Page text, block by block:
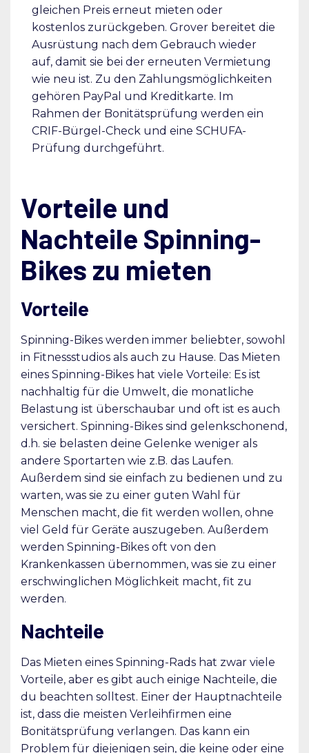
gleichen Preis erneut mieten oder
kostenlos zurückgeben. Grover bereitet die
Ausrüstung nach dem Gebrauch wieder
auf, damit sie bei der erneuten Vermietung
wie neu ist. Zu den Zahlungsmöglichkeiten
gehören PayPal und Kreditkarte. Im
Rahmen der Bonitätsprüfung werden ein
CRIF-Bürgel-Check und eine SCHUFA-
Prüfung durchgeführt.
Vorteile und
Nachteile Spinning-
Bikes zu mieten
Vorteile
Spinning-Bikes werden immer beliebter, sowohl
in Fitnessstudios als auch zu Hause. Das Mieten
eines Spinning-Bikes hat viele Vorteile: Es ist
nachhaltig für die Umwelt, die monatliche
Belastung ist überschaubar und oft ist es auch
versichert. Spinning-Bikes sind gelenkschonend,
d.h. sie belasten deine Gelenke weniger als
andere Sportarten wie z.B. das Laufen.
Außerdem sind sie einfach zu bedienen und zu
warten, was sie zu einer guten Wahl für
Menschen macht, die fit werden wollen, ohne
viel Geld für Geräte auszugeben. Außerdem
werden Spinning-Bikes oft von den
Krankenkassen übernommen, was sie zu einer
erschwinglichen Möglichkeit macht, fit zu
werden.
Nachteile
Das Mieten eines Spinning-Rads hat zwar viele
Vorteile, aber es gibt auch einige Nachteile, die
du beachten solltest. Einer der Hauptnachteile
ist, dass die meisten Verleihfirmen eine
Bonitätsprüfung verlangen. Das kann ein
Problem für diejenigen sein, die keine oder eine